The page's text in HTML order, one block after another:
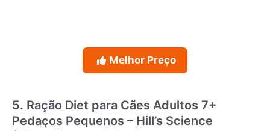
Melhor Preço
5. Ração Diet para Cães Adultos 7+
Pedaços Pequenos – Hill’s Science